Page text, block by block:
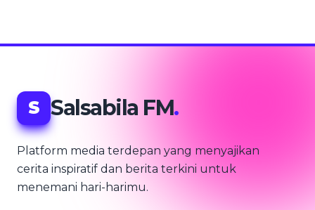
S Salsabila FM.
Platform media terdepan yang menyajikan
cerita inspiratif dan berita terkini untuk
menemani hari-harimu.